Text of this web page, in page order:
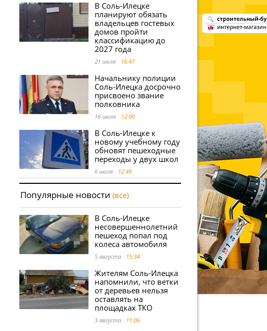
В Соль-Илецке
планируют обязать
владельцев гостевых
домов пройти
классификацию до
2027 года
21 июля 16:47
Начальнику полиции
Соль-Илецка досрочно
присвоено звание
полковника
16 июля 12:00
В Соль-Илецке к
новому учебному году
обновят пешеходные
переходы у двух школ
6 июля 12:49
Популярные новости (все)
В Соль-Илецке
несовершеннолетний
пешеход попал под
колеса автомобиля
5 августа 15:34
Жителям Соль-Илецка
напомнили, что ветки
от деревьев нельзя
оставлять на
площадках ТКО
3 августа 11:06